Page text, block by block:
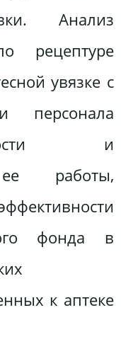
Анализ
рецептуре
увязке с
персонала
и
ее работы,
фонда в
к аптеке